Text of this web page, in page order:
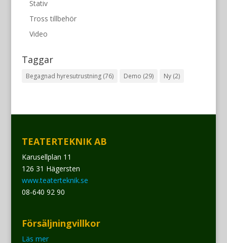
Stativ
Tross tillbehör
Video
Taggar
Begagnad hyresutrustning(76) Demo (29) Ny(2)
TEATERTEKNIK AB
Karusellplan 11
126 31 Hägersten
www.teaterteknik.se
08-640 92 90
Försäljningvillkor
Läs mer